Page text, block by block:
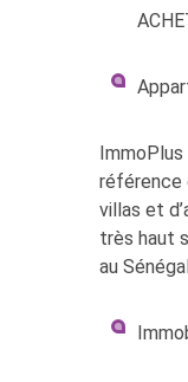
référence
villas et
très haut
au